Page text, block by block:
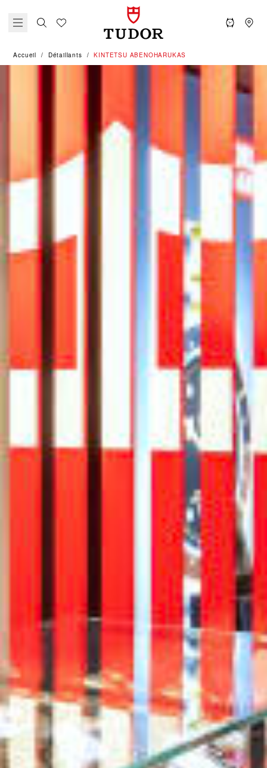
Accueil Détaillants ‭KINTETSU ABENOHARUKAS‬